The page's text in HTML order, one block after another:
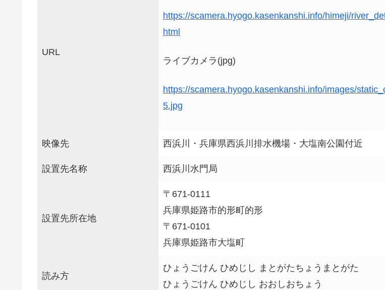
URL
https://scamera.hyogo.kasenkanshi.info/himeji/
html
ライブカメラ(jpg)
https://scamera.hyogo.kasenkanshi.info/images/
5.jpg
映像先 西浜川・兵庫県西浜川排水機場・大塩南公園付近
設置先名称 西浜川水門局
設置先所在地
〒671-0111
兵庫県姫路市的形町的形
〒671-0101
兵庫県姫路市大塩町
読み方
ひょうごけん ひめじし まとがたちょうまとがた
ひょうごけん ひめじし おおしおちょう